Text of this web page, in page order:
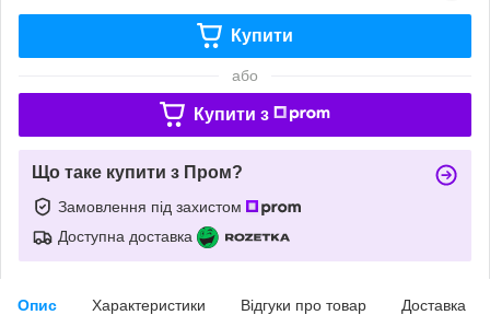
Купити
або
Купити з
Що таке купити з Пром?
Замовлення під захистом
Доступна доставка
Опис Характеристики Відгуки про товар Доставка